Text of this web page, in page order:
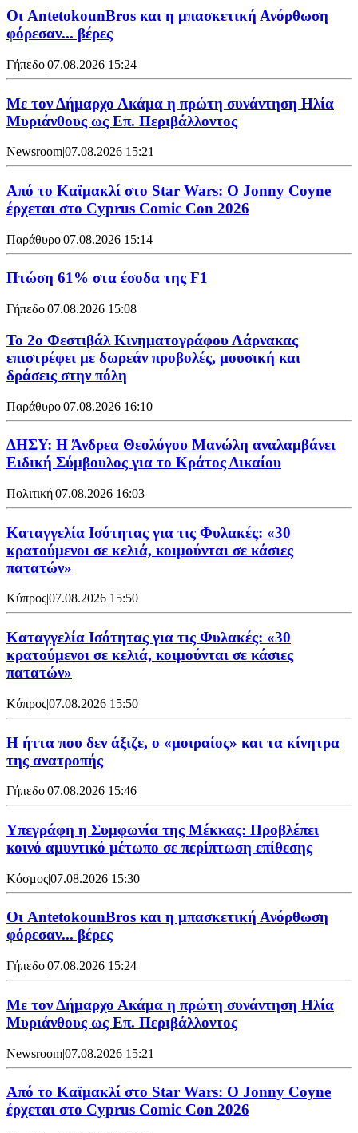
Oι AntetokounBros και η μπασκετική Ανόρθωση
φόρεσαν... βέρες
Γήπεδο|07.08.2026 15:24
Με τον Δήμαρχο Ακάμα η πρώτη συνάντηση Ηλία
Μυριάνθους ως Επ. Περιβάλλοντος
Newsroom|07.08.2026 15:21
Από το Καϊμακλί στο Star Wars: Ο Jonny Coyne
έρχεται στο Cyprus Comic Con 2026
Παράθυρο|07.08.2026 15:14
Πτώση 61% στα έσοδα της F1
Γήπεδο|07.08.2026 15:08
Το 2ο Φεστιβάλ Κινηματογράφου Λάρνακας
επιστρέφει με δωρεάν προβολές, μουσική και
δράσεις στην πόλη
Παράθυρο|07.08.2026 16:10
ΔΗΣΥ: Η Άνδρεα Θεολόγου Μανώλη αναλαμβάνει
Ειδική Σύμβουλος για το Κράτος Δικαίου
Πολιτική|07.08.2026 16:03
Καταγγελία Ισότητας για τις Φυλακές: «30
κρατούμενοι σε κελιά, κοιμούνται σε κάσιες
πατατών»
Κύπρος|07.08.2026 15:50
Καταγγελία Ισότητας για τις Φυλακές: «30
κρατούμενοι σε κελιά, κοιμούνται σε κάσιες
πατατών»
Κύπρος|07.08.2026 15:50
Η ήττα που δεν άξιζε, ο «μοιραίος» και τα κίνητρα
της ανατροπής
Γήπεδο|07.08.2026 15:46
Υπεγράφη η Συμφωνία της Μέκκας: Προβλέπει
κοινό αμυντικό μέτωπο σε περίπτωση επίθεσης
Κόσμος|07.08.2026 15:30
Oι AntetokounBros και η μπασκετική Ανόρθωση
φόρεσαν... βέρες
Γήπεδο|07.08.2026 15:24
Με τον Δήμαρχο Ακάμα η πρώτη συνάντηση Ηλία
Μυριάνθους ως Επ. Περιβάλλοντος
Newsroom|07.08.2026 15:21
Από το Καϊμακλί στο Star Wars: Ο Jonny Coyne
έρχεται στο Cyprus Comic Con 2026